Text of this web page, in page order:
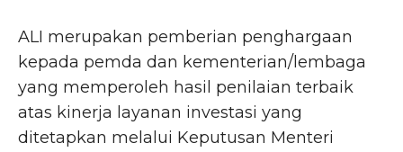
ALI merupakan pemberian penghargaan
kepada pemda dan kementerian/lembaga
yang memperoleh hasil penilaian terbaik
atas kinerja layanan investasi yang
ditetapkan melalui Keputusan Menteri